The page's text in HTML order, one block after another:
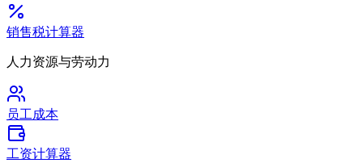
销售税计算器
人力资源与劳动力
员工成本
工资计算器